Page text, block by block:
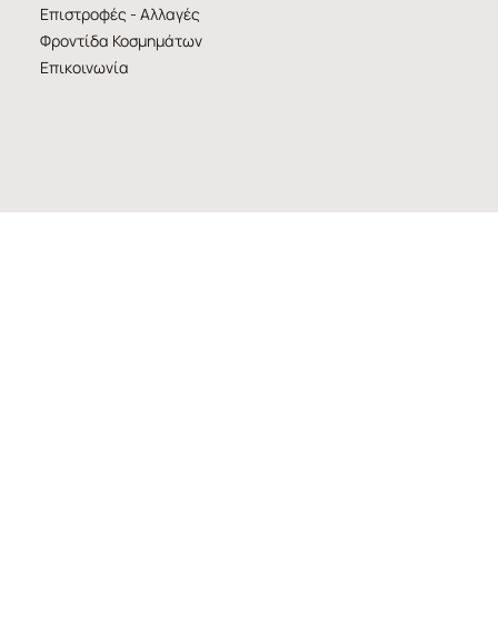
Επιστροφές - Αλλαγές
Φροντίδα Κοσμημάτων
Επικοινωνία